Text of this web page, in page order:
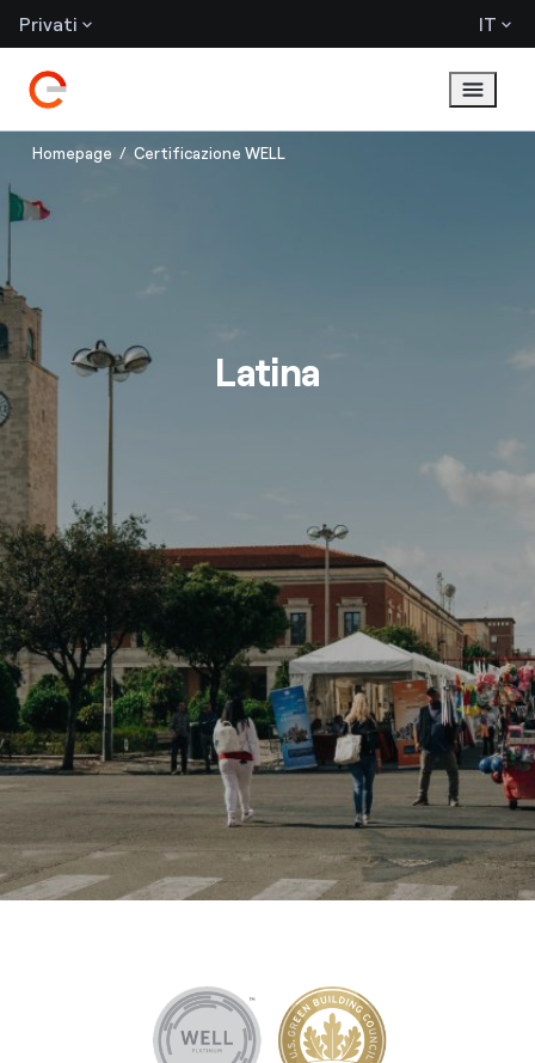
Privati IT
Homepage Certificazione WELL
Latina